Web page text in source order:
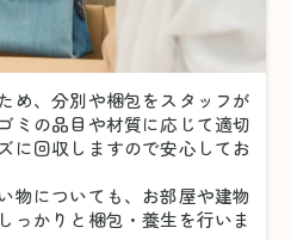
め、分別や梱包をスタッフが
ゴミの品目や材質に応じて適切
に回収しますので安心してお
物についても、お部屋や建物
っかりと梱包・養生を行いま